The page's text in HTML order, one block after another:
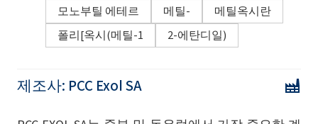
모노부틸 에테르
메틸-
메틸옥시란
폴리[옥시(메틸-1
2-에탄디일)
제조사: PCC Exol SA